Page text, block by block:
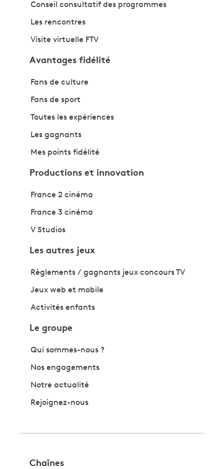
Conseil consultatif des programmes
Les rencontres
Visite virtuelle FTV
Avantages fidélité
Fans de culture
Fans de sport
Toutes les expériences
Les gagnants
Mes points fidélité
Productions et innovation
France 2 cinéma
France 3 cinéma
V Studios
Les autres jeux
Règlements / gagnants jeux concours TV
Jeux web et mobile
Activités enfants
Le groupe
Qui sommes-nous ?
Nos engagements
Notre actualité
Rejoignez-nous
Chaînes